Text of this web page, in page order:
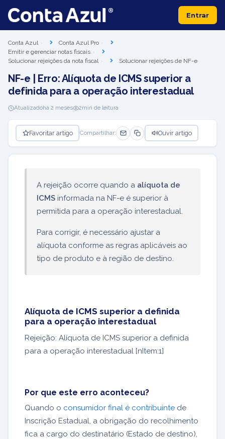
Entrar
Conta Azul
Conta Azul Pro
Emitir e gerenciar notas fiscais
Solucionar rejeições da nota fiscal
Solucionar rejeições de NF-e
NF-e | Erro: Alíquota de ICMS superior a
definida para a operação interestadual
Atualizadohá 2 meses 2min de leitura
Favoritar artigo Compartilhar: Ouvir artigo
A rejeição ocorre quando a alíquota de
ICMS informada na NF-e é superior à
permitida para a operação interestadual.
Para corrigir, é necessário ajustar a
alíquota conforme as regras aplicáveis ao
tipo de produto e à região de destino.
Alíquota de ICMS superior a definida
para a operação interestadual
Rejeição: Alíquota de ICMS superior a definida
para a operação interestadual [nItem:1]
Por que este erro aconteceu?
Quando o consumidor final é contribuinte de
Inscrição Estadual, a obrigação do recolhimento
fica a cargo do destinatário (Estado de destino),